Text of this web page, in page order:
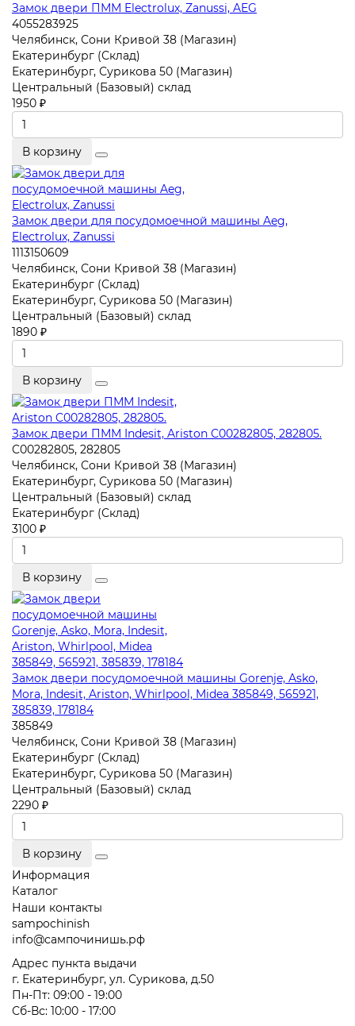
Замок двери ПММ Electrolux, Zanussi, AEG
4055283925
Челябинск, Сони Кривой 38 (Магазин)
Екатеринбург (Склад)
Екатеринбург, Сурикова 50 (Магазин)
Центральный (Базовый) склад
1950 ₽
В корзину
Замок двери для посудомоечной машины Aeg,
Electrolux, Zanussi
1113150609
Челябинск, Сони Кривой 38 (Магазин)
Екатеринбург (Склад)
Екатеринбург, Сурикова 50 (Магазин)
Центральный (Базовый) склад
1890 ₽
В корзину
Замок двери ПММ Indesit, Ariston C00282805, 282805.
C00282805, 282805
Челябинск, Сони Кривой 38 (Магазин)
Екатеринбург, Сурикова 50 (Магазин)
Центральный (Базовый) склад
Екатеринбург (Склад)
3100 ₽
В корзину
Замок двери посудомоечной машины Gorenje, Asko,
Mora, Indesit, Ariston, Whirlpool, Midea 385849, 565921,
385839, 178184
385849
Челябинск, Сони Кривой 38 (Магазин)
Екатеринбург (Склад)
Екатеринбург, Сурикова 50 (Магазин)
Центральный (Базовый) склад
2290 ₽
В корзину
Информация
Каталог
Наши контакты
sampochinish
info@сампочинишь.рф
Адрес пункта выдачи
г. Екатеринбург, ул. Сурикова, д.50
Пн-Пт: 09:00 - 19:00
Сб-Вс: 10:00 - 17:00